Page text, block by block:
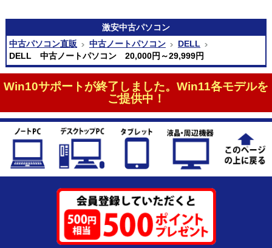
激安中古パソコン
中古パソコン直販
中古ノートパソコン
DELL
DELL 中古ノートパソコン 20,000円～29,999円
Win10サポートが終了しました。Win11各モデルを
ご提供中！